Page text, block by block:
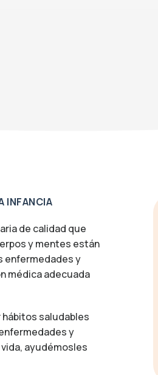
INFANCIA
de calidad que
y mentes están
enfermedades y
médica adecuada
saludables
y
ayudémosles